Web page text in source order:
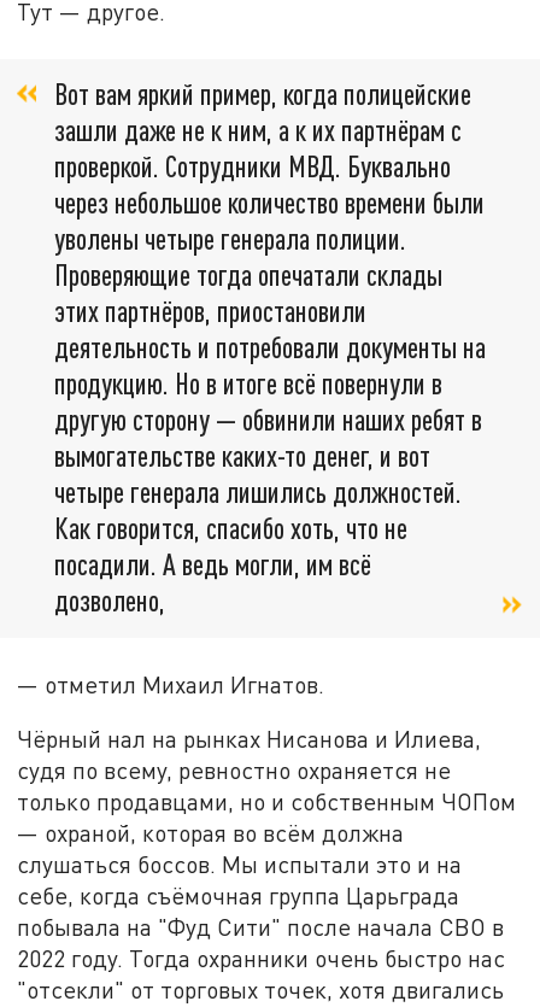
Тут — другое.
Вот вам яркий пример, когда полицейские
зашли даже не к ним, а к их партнёрам с
проверкой. Сотрудники МВД. Буквально
через небольшое количество времени были
уволены четыре генерала полиции.
Проверяющие тогда опечатали склады
этих партнёров, приостановили
деятельность и потребовали документы на
продукцию. Но в итоге всё повернули в
другую сторону — обвинили наших ребят в
вымогательстве каких-то денег, и вот
четыре генерала лишились должностей.
Как говорится, спасибо хоть, что не
посадили. А ведь могли, им всё
дозволено,
— отметил Михаил Игнатов.
Чёрный нал на рынках Нисанова и Илиева,
судя по всему, ревностно охраняется не
только продавцами, но и собственным ЧОПом
— охраной, которая во всём должна
слушаться боссов. Мы испытали это и на
себе, когда съёмочная группа Царьграда
побывала на "Фуд Сити" после начала СВО в
2022 году. Тогда охранники очень быстро нас
"отсекли" от торговых точек, хотя двигались